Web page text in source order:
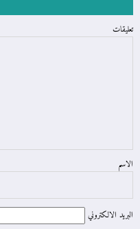
تعليقات
الاسم
البريد الالكتروني